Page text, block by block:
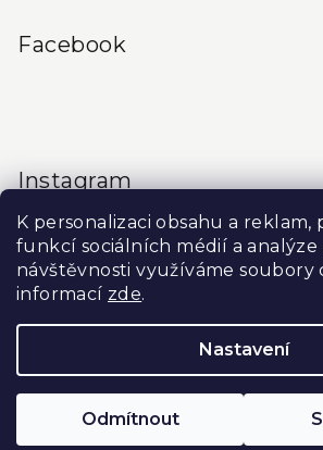
K personalizaci obsahu a reklam,
funkcí sociálních médií a analýze
návštěvnosti využíváme soubory
informací zde.
Nastavení
Odmítnout
Facebook
Instagram
Sledovat na Instagramu
Upravit
Vytvořil Shoptet